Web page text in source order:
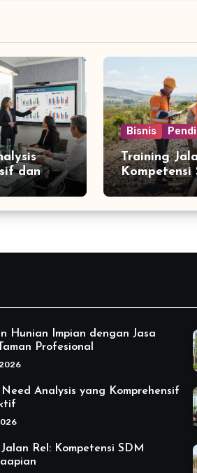
dan
Bisnis
Training
Kompetensi
Hunian Impian dengan Jasa
Profesional
Need Analysis yang Komprehensif
Jalan Rel: Kompetensi SDM